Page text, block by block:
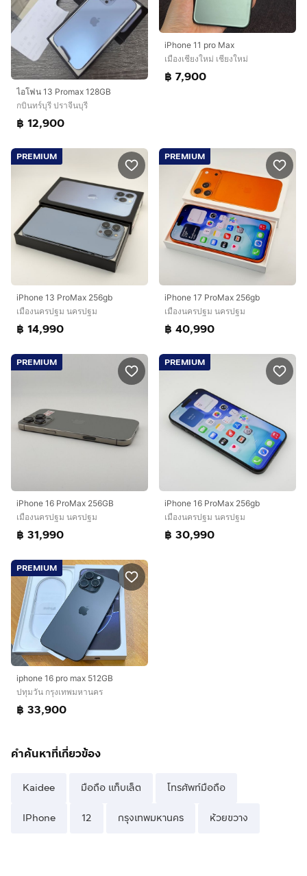
ไอโฟน 13 Promax 128GB
กบินทร์บุรี ปราจีนบุรี
฿ 12,900
iPhone 11 pro Max
เมืองเชียงใหม่ เชียงใหม่
฿ 7,900
PREMIUM
iPhone 13 ProMax 256gb
เมืองนครปฐม นครปฐม
฿ 14,990
PREMIUM
iPhone 17 ProMax 256gb
เมืองนครปฐม นครปฐม
฿ 40,990
PREMIUM
iPhone 16 ProMax 256GB
เมืองนครปฐม นครปฐม
฿ 31,990
PREMIUM
iPhone 16 ProMax 256gb
เมืองนครปฐม นครปฐม
฿ 30,990
PREMIUM
iphone 16 pro max 512GB
ปทุมวัน กรุงเทพมหานคร
฿ 33,900
คำค้นหาที่เกี่ยวข้อง
Kaidee มือถือ แท็บเล็ต โทรศัพท์มือถือ
IPhone 12 กรุงเทพมหานคร ห้วยขวาง